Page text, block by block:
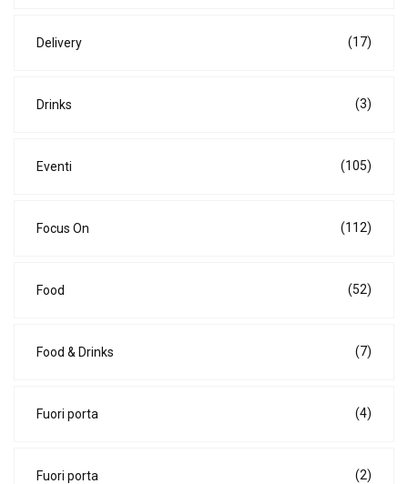
Delivery (17)
Drinks (3)
Eventi (105)
Focus On (112)
Food (52)
Food & Drinks (7)
Fuori porta (4)
Fuori porta (2)